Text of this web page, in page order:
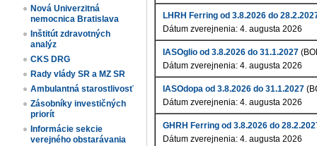
Nová Univerzitná
nemocnica Bratislava
Inštitút zdravotných
analýz
CKS DRG
Rady vlády SR a MZ SR
Ambulantná starostlivosť
Zásobníky investičných
priorít
Informácie sekcie
verejného obstarávania
LHRH Ferring od 3.8.2026 do
Dátum zverejnenia: 4. augusta 2026
IASOglio od 3.8.2026 do 31.1.2027
Dátum zverejnenia: 4. augusta 2026
IASOdopa od 3.8.2026 do 31.1.2027
Dátum zverejnenia: 4. augusta 2026
GHRH Ferring od 3.8.2026 do
Dátum zverejnenia: 4. augusta 2026